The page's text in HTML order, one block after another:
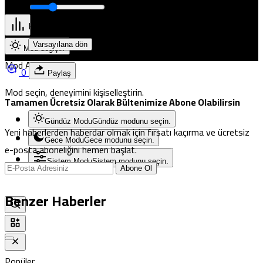
Pristina
Mod değiştir
Mod Ayarları
Mod seçin, deneyimini kişiselleştirin.
Gündüz ModuGündüz modunu seçin.
Gece ModuGece modunu seçin.
Sistem ModuSistem modunu seçin.
Küçük
Varsayılana dön
0 Paylaş
Tamamen Ücretsiz Olarak Bültenimize Abone Olabilirsin
Yeni haberlerden haberdar olmak için fırsatı kaçırma ve ücretsiz
e-posta aboneliğini hemen başlat.
Abone Ol
Benzer Haberler